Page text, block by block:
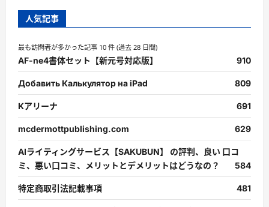
人気記事
最も訪問者が多かった記事 10 件 (過去 28 日間)
AF-ne4書体セット【新元号対応版】 910
Добавить Калькулятор на iPad 809
Kアリーナ 691
mcdermottpublishing.com 629
AIライティングサービス【SAKUBUN】 の評判、良い 口コ
ミ、悪い口コミ、メリットとデメリットはどうなの？
584
特定商取引法記載事項 481